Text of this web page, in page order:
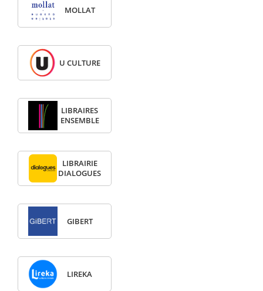
MOLLAT
U CULTURE
LIBRAIRES
ENSEMBLE
LIBRAIRIE
DIALOGUES
GIBERT
LIREKA